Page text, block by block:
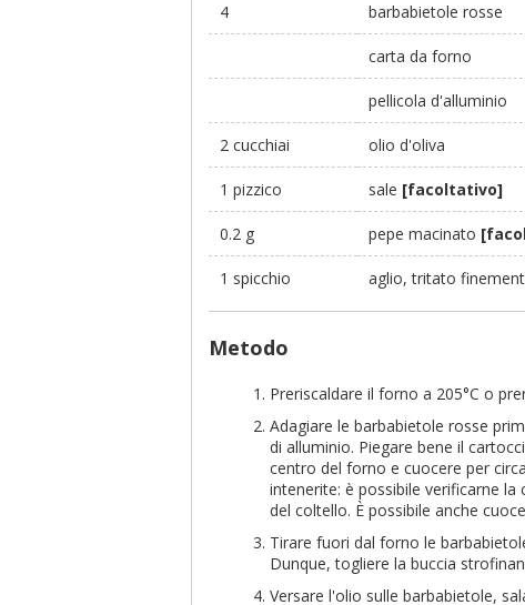
4 barbabietole rosse
carta da forno
pellicola d'alluminio
2 cucchiai olio d'oliva
1 pizzico sale [facoltativo]
0.2 g pepe macinato
1 spicchio aglio, tritato
Metodo
Preriscaldare il forno a 205°C o
Adagiare le barbabietole rosse
di alluminio. Piegare bene il
centro del forno e cuocere per
intenerite: è possibile verificarne
del coltello. È possibile anche
Tirare fuori dal forno le
Dunque, togliere la buccia
Versare l'olio sulle barbabietole,